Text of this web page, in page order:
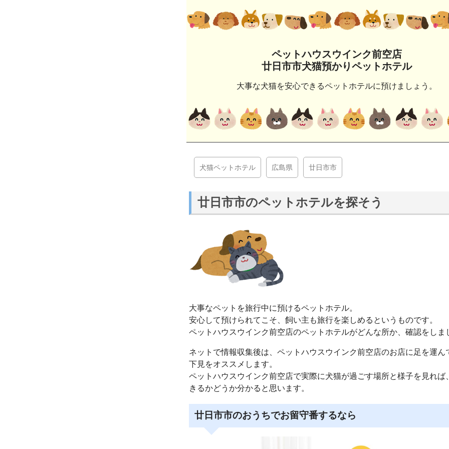
ペットハウスウインク前空店
廿日市市犬猫預かりペットホテル
大事な犬猫を安心できるペットホテルに預けましょう。
犬猫ペットホテル 広島県 廿日市市
廿日市市のペットホテルを探そう
大事なペットを旅行中に預けるペットホテル。
安心して預けられてこそ、飼い主も旅行を楽しめるというものです。
ペットハウスウインク前空店のペットホテルがどんな所か、確認をしま
ネットで情報収集後は、ペットハウスウインク前空店のお店に足を運ん
下見をオススメします。
ペットハウスウインク前空店で実際に犬猫が過ごす場所と様子を見れば
きるかどうか分かると思います。
廿日市市のおうちでお留守番するなら